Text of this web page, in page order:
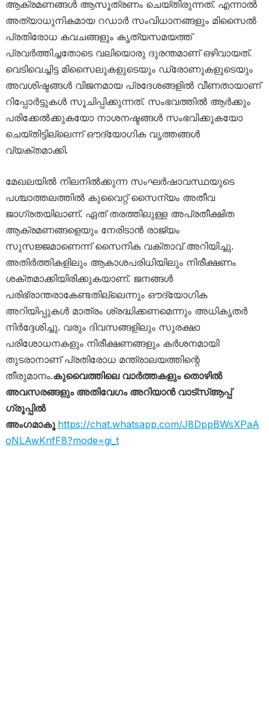
ആക്രമണങ്ങൾ ആസൂത്രണം ചെയ്തിരുന്നത്. എന്നാൽ
അത്യാധുനികമായ റഡാർ സംവിധാനങ്ങളും മിസൈൽ
പ്രതിരോധ കവചങ്ങളും കൃത്യസമയത്ത്
പ്രവർത്തിച്ചതോടെ വലിയൊരു ദുരന്തമാണ് ഒഴിവായത്.
വെടിവെച്ചിട്ട മിസൈലുകളുടെയും ഡ്രോണുകളുടെയും
അവശിഷ്ടങ്ങൾ വിജനമായ പ്രദേശങ്ങളിൽ വീണതായാണ്
റിപ്പോർട്ടുകൾ സൂചിപ്പിക്കുന്നത്. സംഭവത്തിൽ ആർക്കും
പരിക്കേൽക്കുകയോ നാശനഷ്ടങ്ങൾ സംഭവിക്കുകയോ
ചെയ്തിട്ടില്ലെന്ന് ഔദ്യോഗിക വൃത്തങ്ങൾ
വ്യക്തമാക്കി.
മേഖലയിൽ നിലനിൽക്കുന്ന സംഘർഷാവസ്ഥയുടെ
പശ്ചാത്തലത്തിൽ കുവൈറ്റ് സൈന്യം അതീവ
ജാഗ്രതയിലാണ്. ഏത് തരത്തിലുള്ള അപ്രതീക്ഷിത
ആക്രമണങ്ങളെയും നേരിടാൻ രാജ്യം
സുസജ്ജമാണെന്ന് സൈനിക വക്താവ് അറിയിച്ചു.
അതിർത്തികളിലും ആകാശപരിധിയിലും നിരീക്ഷണം
ശക്തമാക്കിയിരിക്കുകയാണ്. ജനങ്ങൾ
പരിഭ്രാന്തരാകേണ്ടതില്ലെന്നും ഔദ്യോഗിക
അറിയിപ്പുകൾ മാത്രം ശ്രദ്ധിക്കണമെന്നും അധികൃതർ
നിർദ്ദേശിച്ചു. വരും ദിവസങ്ങളിലും സുരക്ഷാ
പരിശോധനകളും നിരീക്ഷണങ്ങളും കർശനമായി
തുടരാനാണ് പ്രതിരോധ മന്ത്രാലയത്തിന്റെ
തീരുമാനം.കുവൈത്തിലെ വാർത്തകളും തൊഴിൽ
അവസരങ്ങളും അതിവേഗം അറിയാൻ വാട്സ്ആപ്പ്
ഗ്രൂപ്പിൽ
അംഗമാകൂ https://chat.whatsapp.com/J8DppBWsXPaA
oNLAwKnfF8?mode=gi_t